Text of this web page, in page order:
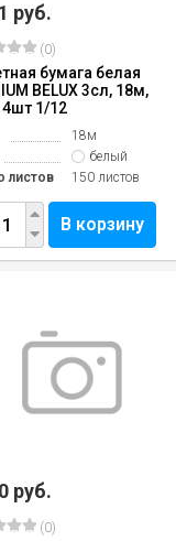
руб.
(0)
бумага белая
BELUX 3сл, 18м,
4шт 1/12
18м
белый
листов
150 листов
В корзину
руб.
(0)